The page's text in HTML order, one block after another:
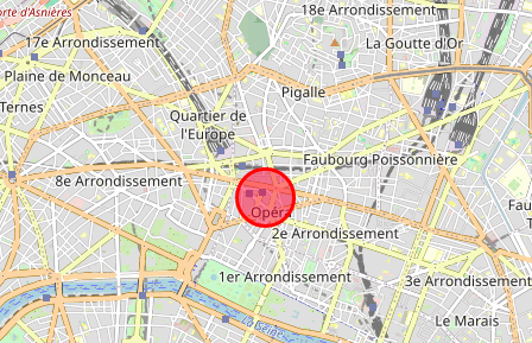
Laurie Cartoon
Artiste Peintre
Avec mes « Wagonnettes » à Miami, j’ai
encore eu la chance de participer une
nouvelle fois à la grande aventure
d’Expometro. Comme toujours ces
expositions collaboratives dans des lieux
prestigieux sont une opportunité pour
chaque artiste de faire voyager ses
œuvres. J’❤️Expometro.